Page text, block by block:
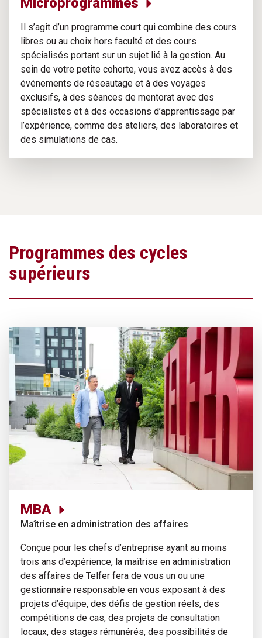
Il s’agit d’un programme court qui combine des cours
libres ou au choix hors faculté et des cours
spécialisés portant sur un sujet lié à la gestion. Au
sein de votre petite cohorte, vous avez accès à des
événements de réseautage et à des voyages
exclusifs, à des séances de mentorat avec des
spécialistes et à des occasions d’apprentissage par
l’expérience, comme des ateliers, des laboratoires et
des simulations de cas.
Programmes des cycles
supérieurs
MBA
Maîtrise en administration des affaires
Conçue pour les chefs d’entreprise ayant au moins
trois ans d’expérience, la maîtrise en administration
des affaires de Telfer fera de vous un ou une
gestionnaire responsable en vous exposant à des
projets d’équipe, des défis de gestion réels, des
compétitions de cas, des projets de consultation
locaux, des stages rémunérés, des possibilités de